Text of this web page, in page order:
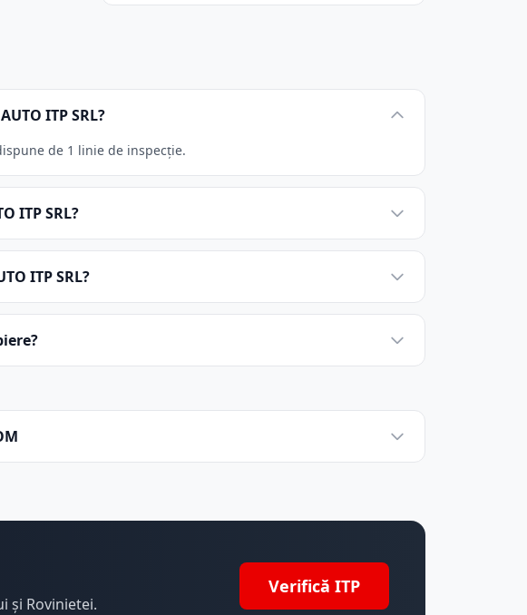
ITP SRL?
de 1 linie de inspecție.
ITP SRL?
ITP SRL?
și Rovinietei.
Verifică ITP